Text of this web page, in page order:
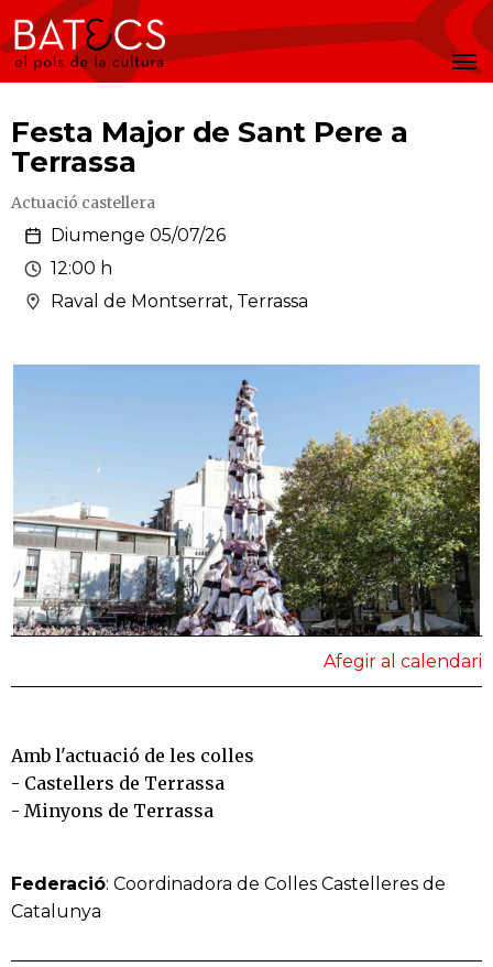
Batecs
Afegir al calendari
Festa Major de Sant Pere a
Terrassa
Actuació castellera
Diumenge 05/07/26
12:00 h
Raval de Montserrat, Terrassa
Amb l'actuació de les colles
- Castellers de Terrassa
- Minyons de Terrassa
Federació: Coordinadora de Colles Castelleres de
Catalunya